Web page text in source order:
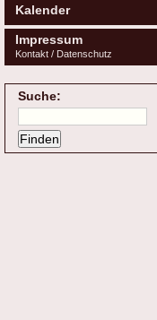
Kalender
Impressum
Kontakt / Datenschutz
Suche: